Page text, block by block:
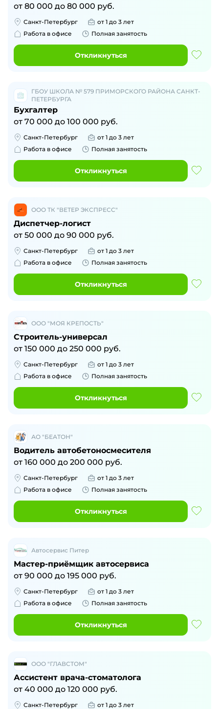
от 80 000 до 80 000 руб.
Санкт-Петербург
от 1 до 3 лет
Работа в офисе
Полная занятость
Откликнуться
ГБОУ ШКОЛА № 579 ПРИМОРСКОГО РАЙОНА САНКТ-
ПЕТЕРБУРГА
Бухгалтер
от 70 000 до 100 000 руб.
Санкт-Петербург
от 1 до 3 лет
Работа в офисе
Полная занятость
Откликнуться
ООО ТК "ВЕТЕР ЭКСПРЕСС"
Диспетчер-логист
от 50 000 до 90 000 руб.
Санкт-Петербург
от 1 до 3 лет
Работа в офисе
Полная занятость
Откликнуться
ООО "МОЯ КРЕПОСТЬ"
Строитель-универсал
от 150 000 до 250 000 руб.
Санкт-Петербург
от 1 до 3 лет
Работа в офисе
Полная занятость
Откликнуться
АО "БЕАТОН"
Водитель автобетоносмесителя
от 160 000 до 200 000 руб.
Санкт-Петербург
от 1 до 3 лет
Работа в офисе
Полная занятость
Откликнуться
Автосервис Питер
Мастер-приёмщик автосервиса
от 90 000 до 195 000 руб.
Санкт-Петербург
от 1 до 3 лет
Работа в офисе
Полная занятость
Откликнуться
ООО "ГЛАВСТОМ"
Ассистент врача-стоматолога
от 40 000 до 120 000 руб.
Санкт-Петербург
от 1 до 3 лет